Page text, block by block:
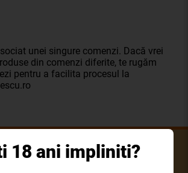
unei singure comenzi. Dacă vrei
din comenzi diferite, te rugăm
pentru a facilita procesul la
18 ani impliniti?